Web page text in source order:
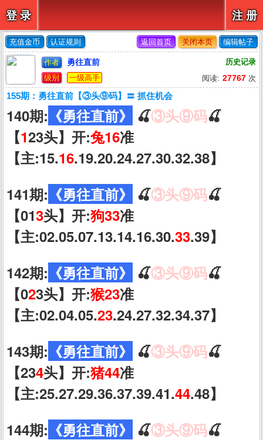
注 册
登 录
充值金币 认证规则 返回首页 关闭本页 编辑帖子
作者 勇往直前
历史记录
级别
一级高手 阅读: 27767次
155期：勇往直前【③头⑨码】〓 抓住机会
140期: 《勇往直前》 🍒③头⑨码🍒
【123头】开:兔16准
【主:15.16.19.20.24.27.30.32.38】
141期: 《勇往直前》 🍒③头⑨码🍒
【013头】开:狗33准
【主:02.05.07.13.14.16.30.33.39】
142期: 《勇往直前》 🍒③头⑨码🍒
【023头】开:猴23准
【主:02.04.05.23.24.27.32.34.37】
143期: 《勇往直前》 🍒③头⑨码🍒
【234头】开:猪44准
【主:25.27.29.36.37.39.41.44.48】
144期: 《勇往直前》 🍒③头⑨码🍒